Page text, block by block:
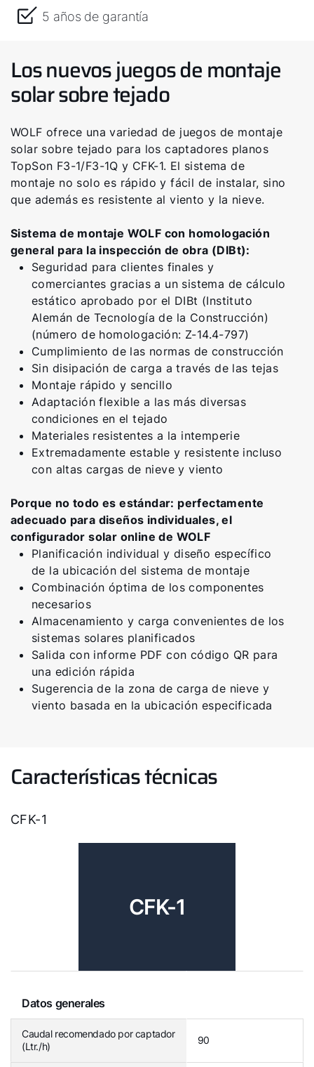
5 años de garantía
Los nuevos juegos de montaje
solar sobre tejado
WOLF ofrece una variedad de juegos de montaje
solar sobre tejado para los captadores planos
TopSon F3-1/F3-1Q y CFK-1. El sistema de
montaje no solo es rápido y fácil de instalar, sino
que además es resistente al viento y la nieve.
Sistema de montaje WOLF con homologación
general para la inspección de obra (DIBt):
Seguridad para clientes finales y
comerciantes gracias a un sistema de cálculo
estático aprobado por el DIBt (Instituto
Alemán de Tecnología de la Construcción)
(número de homologación: Z-14.4-797)
Cumplimiento de las normas de construcción
Sin disipación de carga a través de las tejas
Montaje rápido y sencillo
Adaptación flexible a las más diversas
condiciones en el tejado
Materiales resistentes a la intemperie
Extremadamente estable y resistente incluso
con altas cargas de nieve y viento
Porque no todo es estándar: perfectamente
adecuado para diseños individuales, el
configurador solar online de WOLF
Planificación individual y diseño específico
de la ubicación del sistema de montaje
Combinación óptima de los componentes
necesarios
Almacenamiento y carga convenientes de los
sistemas solares planificados
Salida con informe PDF con código QR para
una edición rápida
Sugerencia de la zona de carga de nieve y
viento basada en la ubicación especificada
Características técnicas
CFK-1
CFK-1
Datos generales
Caudal recomendado por captador
(Ltr./h)
90